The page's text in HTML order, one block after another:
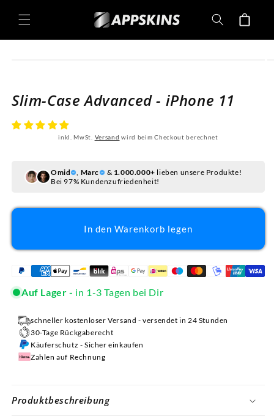
zum
Inhalt
Warenkorb
Slim-Case Advanced - iPhone 11
inkl. MwSt. Versand wird beim Checkout berechnet
Omid , Marc & 1.000.000+ lieben unsere Produkte!
Bei 97% Kundenzufriedenheit!
In den Warenkorb legen
Auf Lager - in 1-3 Tagen bei Dir
schneller kostenloser Versand - versendet in 24 Stunden
30-Tage Rückgaberecht
Käuferschutz - Sicher einkaufen
Zahlen auf Rechnung
Produktbeschreibung